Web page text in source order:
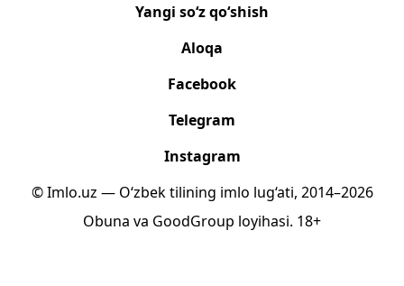
Yangi so‘z qo‘shish
Aloqa
Facebook
Telegram
Instagram
© Imlo.uz — O‘zbek tilining imlo lug‘ati, 2014–2026
Obuna va GoodGroup loyihasi. 18+